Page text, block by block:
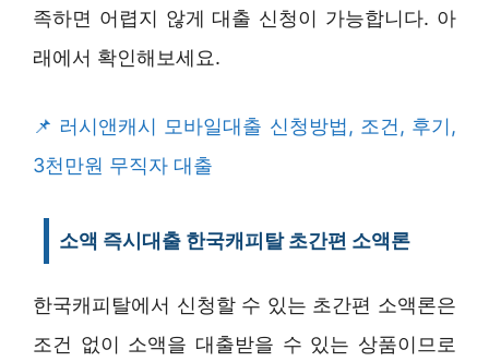
족하면 어렵지 않게 대출 신청이 가능합니다. 아
래에서 확인해보세요.
러시앤캐시 모바일대출 신청방법, 조건, 후기,
3천만원 무직자 대출
소액 즉시대출 한국캐피탈 초간편 소액론
한국캐피탈에서 신청할 수 있는 초간편 소액론은
조건 없이 소액을 대출받을 수 있는 상품이므로